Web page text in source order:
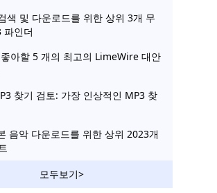
색 및 다운로드를 위한 상위 3개 무
파인더
아할 5 개의 최고의 LimeWire 대안
찾기 검토: 가장 인상적인 MP3 찾
음악 다운로드를 위한 상위 2023개
켓 대안 [2023 새 목록]
모두보기>